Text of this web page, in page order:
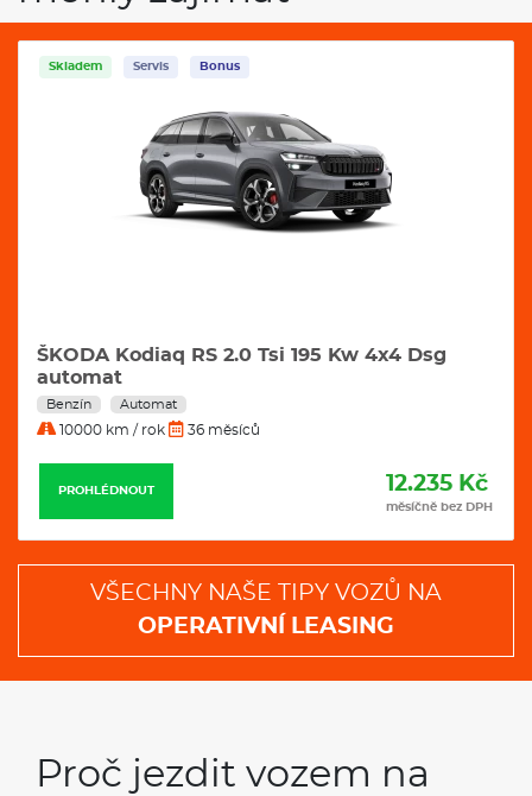
Skladem Servis Bonus
ŠKODA Kodiaq RS 2.0 Tsi 195 Kw 4x4 Dsg
automat
Benzín Automat
10000 km / rok 36 měsíců
PROHLÉDNOUT 12.235 Kč
měsíčně bez DPH
VŠECHNY NAŠE TIPY VOZŮ NA
OPERATIVNÍ LEASING
Proč jezdit vozem na